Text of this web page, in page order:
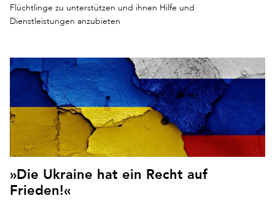
Flüchtlinge zu unterstützen und ihnen Hilfe und
Dienstleistungen anzubieten
»Die Ukraine hat ein Recht auf
Frieden!«